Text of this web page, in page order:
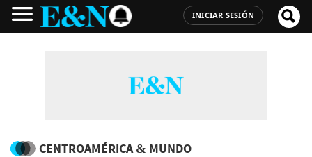
INICIAR SESIÓN
CENTROAMÉRICA & MUNDO